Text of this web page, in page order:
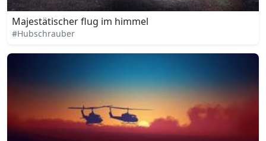
Majestätischer flug im himmel
#Hubschrauber